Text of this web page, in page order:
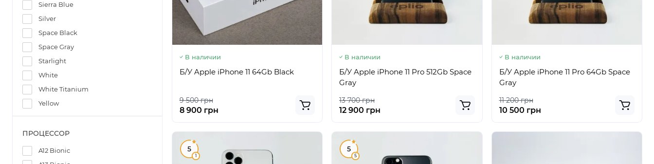
Sierra Blue
Silver
Space Black
Space Gray
Starlight
White
White Titanium
Yellow
ПРОЦЕССОР
A12 Bionic
В наличии
Б/У Apple iPhone 11 64Gb Black
9 500 грн
8 900 грн
В наличии
Б/У Apple iPhone 11 Pro 512Gb Space
Gray
13 700 грн
12 900 грн
В наличии
Б/У Apple iPhone 11 Pro 64Gb Space
Gray
11 200 грн
10 500 грн
5
1
5
5